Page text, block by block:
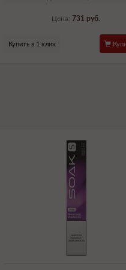
Цена: 731 руб.
Купить в 1 клик